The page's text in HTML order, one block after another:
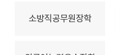
소방직공무원장학